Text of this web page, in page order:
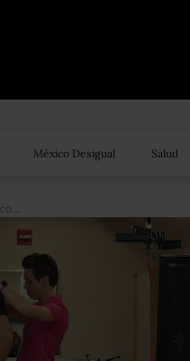
México Desigual Salud
Cómo lograron hacer que 3 parapléjicos volvieran a caminar por su cuenta con un tratamiento pionero